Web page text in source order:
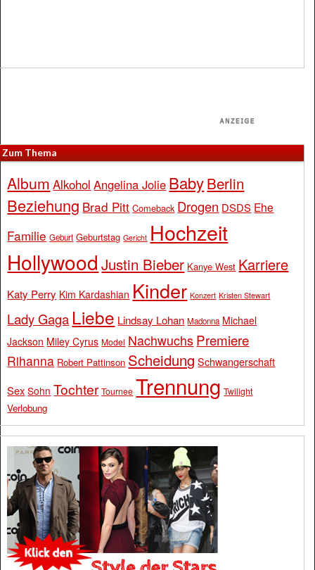
Zum Thema
Album Alkohol Angelina Jolie BabyBerlin
Beziehung Brad Pitt Comeback Drogen DSDS Ehe
Familie Geburt Geburtstag Gericht Hochzeit
Hollywood Justin Bieber Kanye West Karriere
Katy Perry Kim Kardashian Kinder Konzert Kristen Stewart
Lady Gaga Liebe Lindsay Lohan Madonna Michael
Jackson Miley Cyrus Model Nachwuchs Premiere
Rihanna Robert Pattinson Scheidung Schwangerschaft
Sex Sohn Tochter Tournee Trennung Twilight
Verlobung